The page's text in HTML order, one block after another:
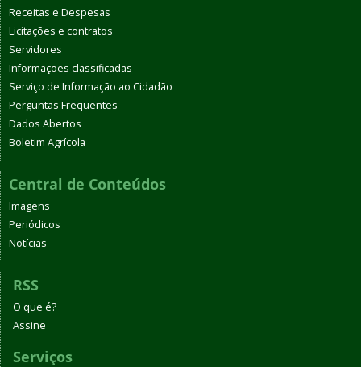
Receitas e Despesas
Licitações e contratos
Servidores
Informações classificadas
Serviço de Informação ao Cidadão
Perguntas Frequentes
Dados Abertos
Boletim Agrícola
Central de Conteúdos
Imagens
Periódicos
Notícias
RSS
O que é?
Assine
Serviços